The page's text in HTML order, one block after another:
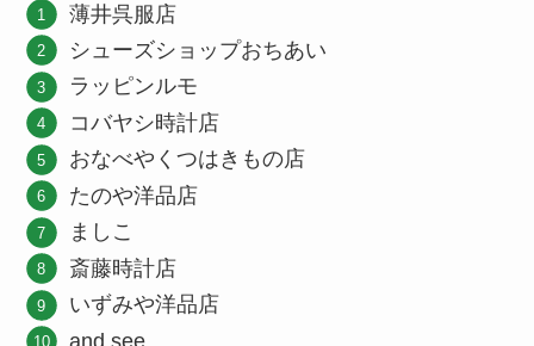
薄井呉服店
シューズショップおちあい
ラッピンルモ
コバヤシ時計店
おなべやくつはきもの店
たのや洋品店
ましこ
斎藤時計店
いずみや洋品店
and.see